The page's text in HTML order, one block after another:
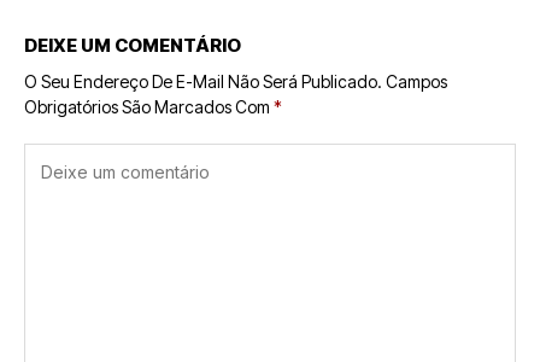
DEIXE UM COMENTÁRIO
O Seu Endereço De E-Mail Não Será Publicado. Campos
Obrigatórios São Marcados Com *